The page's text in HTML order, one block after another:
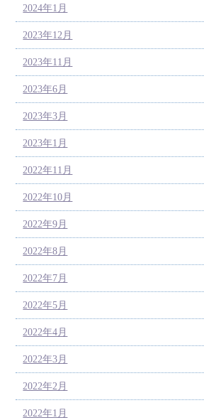
2024年1月
2023年12月
2023年11月
2023年6月
2023年3月
2023年1月
2022年11月
2022年10月
2022年9月
2022年8月
2022年7月
2022年5月
2022年4月
2022年3月
2022年2月
2022年1月